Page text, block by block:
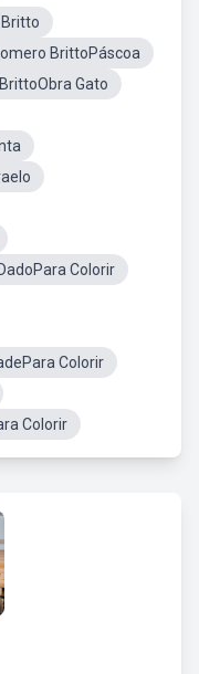
BrittoPáscoa
Gato
DadoPara Colorir
Colorir
Colorir